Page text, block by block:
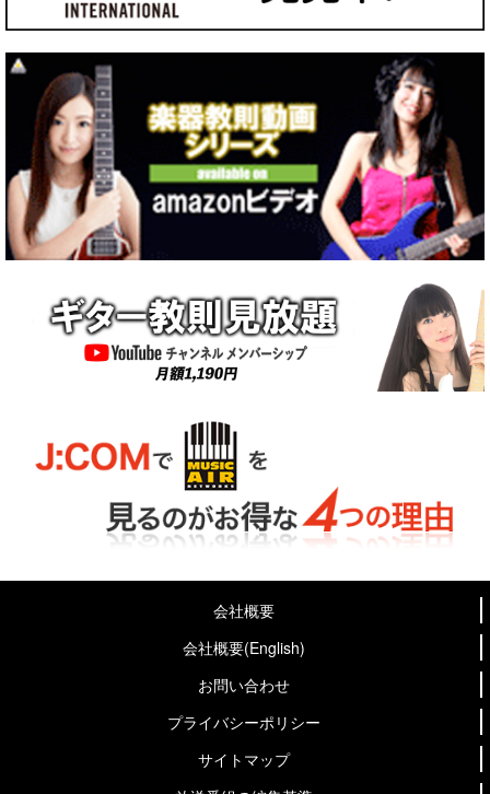
会社概要
会社概要(English)
お問い合わせ
プライバシーポリシー
サイトマップ